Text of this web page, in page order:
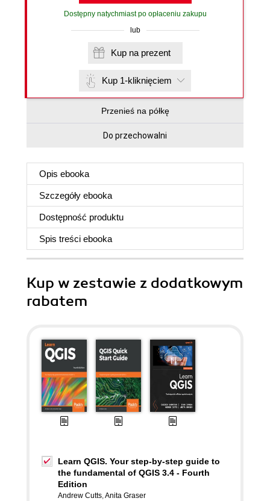
Dostępny natychmiast po opłaceniu zakupu
lub
Kup na prezent
Kup 1-kliknięciem
Przenieś na półkę
Do przechowalni
Opis ebooka
Szczegóły ebooka
Dostępność produktu
Spis treści ebooka
Kup w zestawie z dodatkowym
rabatem
Learn QGIS. Your step-by-step guide to
the fundamental of QGIS 3.4 - Fourth
Edition
Andrew Cutts,Anita Graser